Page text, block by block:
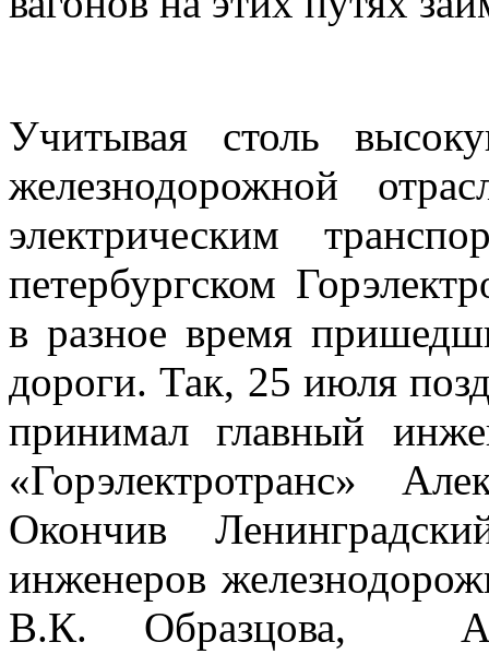
Учитывая столь
железнодорожной
электрическим
петербургском
в разное время
дороги. Так, 25 июля
принимал главный
«Горэлектротранс»
Окончив
инженеров
В.К. Образцова,